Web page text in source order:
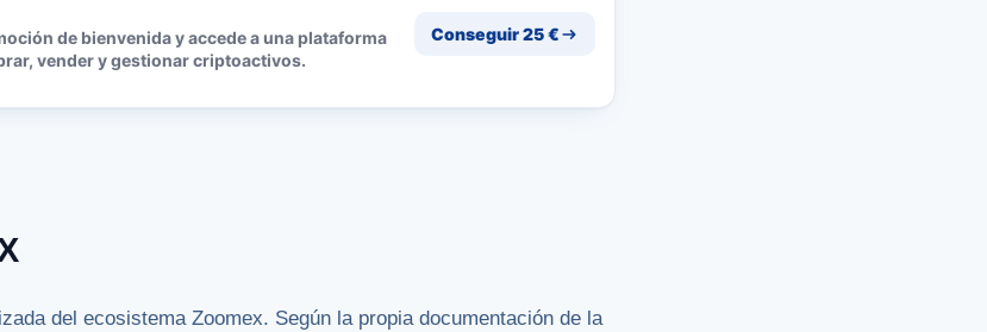
de bienvenida y accede a una plataforma
vender y gestionar criptoactivos.
Conseguir 25 €
del ecosistema Zoomex. Según la propia documentación de la